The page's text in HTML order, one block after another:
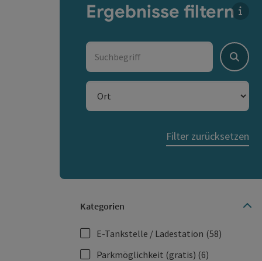
Ergebnisse filtern
Suchbegriff
Suchen
Ort
Filter zurücksetzen
Kategorien
E-Tankstelle / Ladestation (58)
Parkmöglichkeit (gratis) (6)